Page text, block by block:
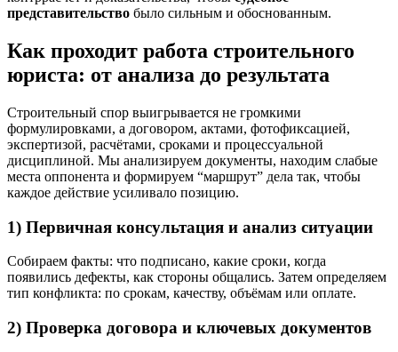
представительство было сильным и обоснованным.
Как проходит работа строительного
юриста: от анализа до результата
Строительный спор выигрывается не громкими
формулировками, а договором, актами, фотофиксацией,
экспертизой, расчётами, сроками и процессуальной
дисциплиной. Мы анализируем документы, находим слабые
места оппонента и формируем “маршрут” дела так, чтобы
каждое действие усиливало позицию.
1) Первичная консультация и анализ ситуации
Собираем факты: что подписано, какие сроки, когда
появились дефекты, как стороны общались. Затем определяем
тип конфликта: по срокам, качеству, объёмам или оплате.
2) Проверка договора и ключевых документов